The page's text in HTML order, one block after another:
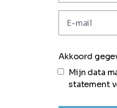
Akkoord
Mijn data
statement